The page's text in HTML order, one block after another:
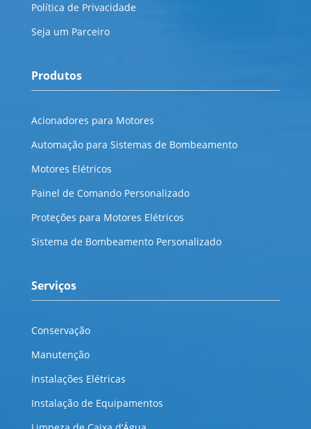
Política de Privacidade
Seja um Parceiro
Produtos
Acionadores para Motores
Automação para Sistemas de Bombeamento
Motores Elétricos
Painel de Comando Personalizado
Proteções para Motores Elétricos
Sistema de Bombeamento Personalizado
Serviços
Conservação
Manutenção
Instalações Elétricas
Instalação de Equipamentos